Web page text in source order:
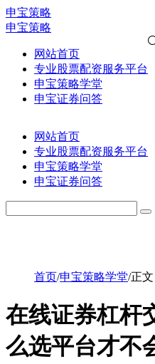
申宝策略
申宝策略
网站首页
专业股票配资服务平台
申宝策略学堂
申宝证券问答
网站首页
专业股票配资服务平台
申宝策略学堂
申宝证券问答
首页/申宝策略学堂/正文
在线证券杠杆
么选平台才不